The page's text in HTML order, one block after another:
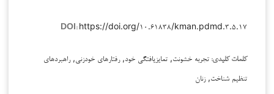
DOI: https://doi.org/۱۰.۶۱۸۳۸/kman.pdmd.۳.۵.۱۷
کلمات کلیدی: تجربه خشونت, تمایزیافتگی خود, رفتارهای خودزنی, راهبردهای
تنظیم شناخت, زنان